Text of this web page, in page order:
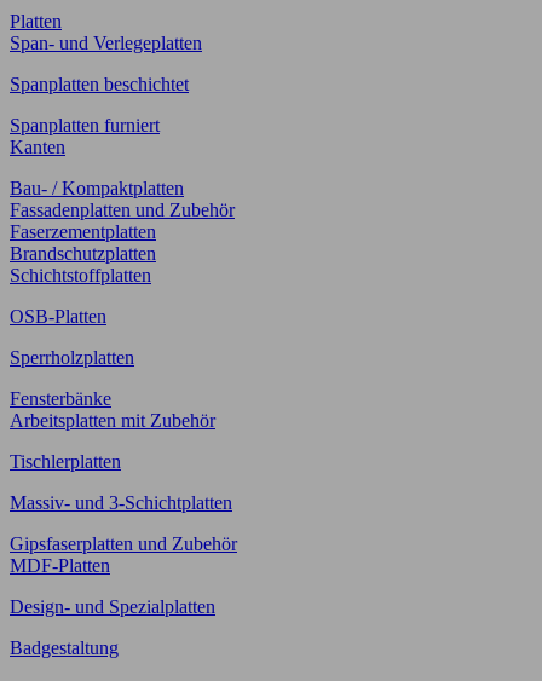
Platten
Span- und Verlegeplatten
Spanplatten beschichtet
Spanplatten furniert
Kanten
Bau- / Kompaktplatten
Fassadenplatten und Zubehör
Faserzementplatten
Brandschutzplatten
Schichtstoffplatten
OSB-Platten
Sperrholzplatten
Fensterbänke
Arbeitsplatten mit Zubehör
Tischlerplatten
Massiv- und 3-Schichtplatten
Gipsfaserplatten und Zubehör
MDF-Platten
Design- und Spezialplatten
Badgestaltung